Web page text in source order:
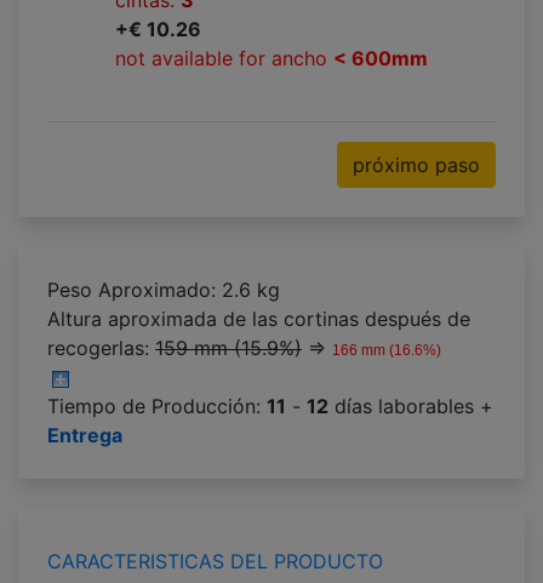
+€ 10.26
not available for ancho < 600mm
próximo paso
Peso Aproximado: 2.6 kg
Altura aproximada de las cortinas después de
recogerlas: 159 mm (15.9%) ⇒ 166 mm (16.6%)
Tiempo de Producción: 11 - 12 días laborables +
Entrega
CARACTERISTICAS DEL PRODUCTO